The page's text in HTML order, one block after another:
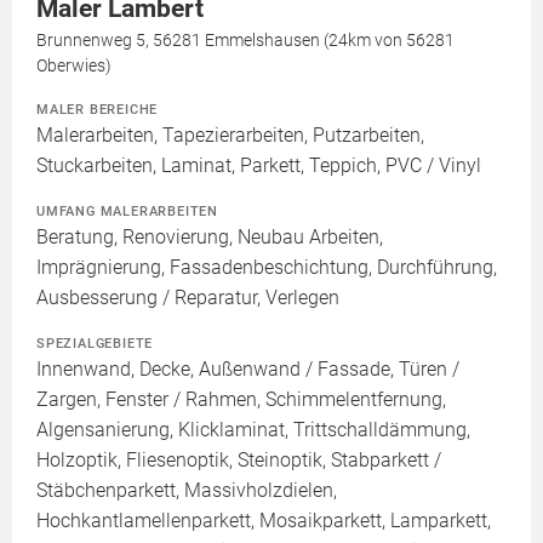
Maler Lambert
Brunnenweg 5, 56281 Emmelshausen (24km von 56281
Oberwies)
MALER BEREICHE
Malerarbeiten, Tapezierarbeiten, Putzarbeiten,
Stuckarbeiten, Laminat, Parkett, Teppich, PVC / Vinyl
UMFANG MALERARBEITEN
Beratung, Renovierung, Neubau Arbeiten,
Imprägnierung, Fassadenbeschichtung, Durchführung,
Ausbesserung / Reparatur, Verlegen
SPEZIALGEBIETE
Innenwand, Decke, Außenwand / Fassade, Türen /
Zargen, Fenster / Rahmen, Schimmelentfernung,
Algensanierung, Klicklaminat, Trittschalldämmung,
Holzoptik, Fliesenoptik, Steinoptik, Stabparkett /
Stäbchenparkett, Massivholzdielen,
Hochkantlamellenparkett, Mosaikparkett, Lamparkett,